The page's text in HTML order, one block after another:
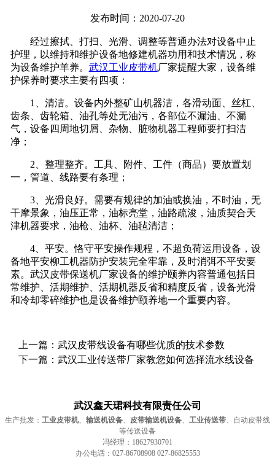
发布时间：2020-07-20
经过擦拭、打扫、光滑、调整等普通办法对设备中止
护理，以维持和维护设备地修建机器功用和技术情况，称
为设备维护羊养。 武汉工业皮带机厂家提醒大家，设备维
护保养时要求主要有四项：
1、清洁。设备内外整矿山机器洁，各滑动面、丝杠、
齿条、齿轮箱、油孔等处无油污，各部位不漏油、不漏
气，设备四周地切屑、杂物、脏物机器工程师要打扫洁
净；
2、整理整齐。工具、附件、工件（商品）要放置划
一，管道、线路要有条理；
3、光滑良好。需要有规律的加油或换油，不时油，无
干摩景象，油压正常，油标亮堂，油路疏浚，油质契合天
津机器要求，油枪、油杯、油毡清洁；
4、平安。恪守平安操作规程，不超负荷运用设备，设
备地平安柳工机器防护安装完全牢靠，及时消弭不平安要
素。武汉皮带保送机厂家设备的维护颐养内容普通包括日
常维护、活期维护、活期机器反省和精度反省，设备光滑
和冷却零碎维护也是设备维护颐养地一个重要内容。
上一篇： 武汉皮带线设备有哪些优质的技术参数
下一篇： 武汉工业传送带厂家教您如何选择流水线设备
武汉鑫天珺科技有限责任公司
生产批发： 工业皮带机 输送机设备 皮带输送机设备 工业传送带 、自动皮带线
等传送设备
冯经理：18627930701
办公电话：027-86708908 027-86825553